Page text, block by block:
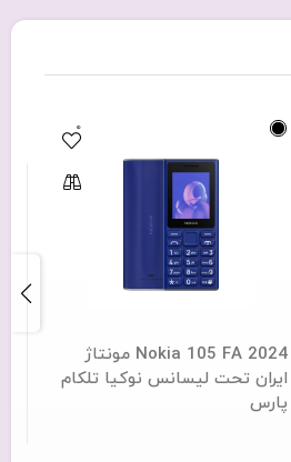
Nokia 105 FA 2024 مونتاژ
ایران تحت لیسانس نوکیا تلکام
پارس
0